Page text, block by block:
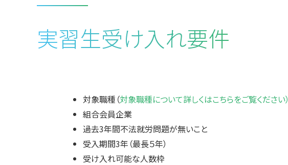
実習生受け入れ要件
対象職種（対象職種について詳しくはこちらをご覧ください）
組合会員企業
過去3年間不法就労問題が無いこと
受入期間3年（最長５年）
受け入れ可能な人数枠